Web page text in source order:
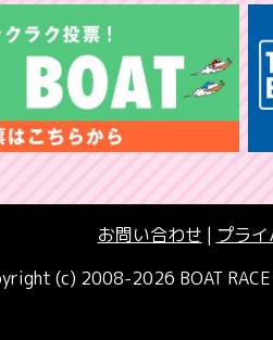
お問い合わせ | プラ
(c) 2008-2026 BOAT